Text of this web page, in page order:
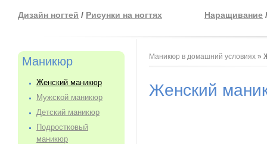
Дизайн ногтей / Рисунки на ногтях Наращивание
Маникюр
Женский маникюр
Мужской маникюр
Детский маникюр
Подростковый
маникюр
Вы здесь
Маникюр в домашний условиях »
Женский